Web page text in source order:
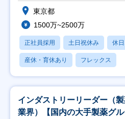
東京都
1500万~2500万
正社員採用 土日祝休み 休
産休・育休あり フレックス
インダストリーリーダー（
業界）【国内の大手製薬グ